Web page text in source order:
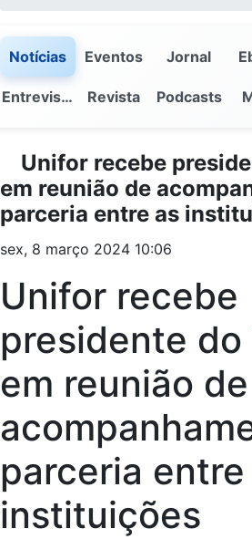
Notícias Eventos Jornal
Entrevistas Revista Podcasts
Unifor recebe
em reunião de
parceria entre as
sex, 8 março 2024 10:06
Unifor recebe
presidente do
em reunião de
parceria entre
instituições